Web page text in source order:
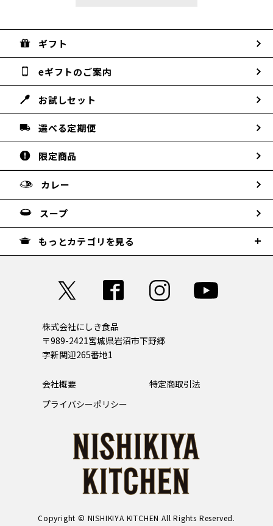
ギフト
eギフトのご案内
お試しセット
選べる定期便
限定商品
カレー
スープ
もっとカテゴリを見る
株式会社にしき食品
〒989-2421宮城県岩沼市下野郷
字新関迎265番地1
会社概要
特定商取引法
プライバシーポリシー
Copyright © NISHIKIYA KITCHEN All Rights Reserved.